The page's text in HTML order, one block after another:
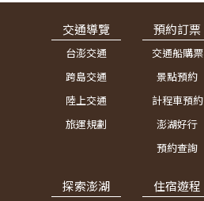
交通導覽
台澎交通
跨島交通
陸上交通
旅運規劃
預約訂票
交通船購票
景點預約
計程車預約
澎湖好行
預約查詢
探索澎湖 住宿遊程